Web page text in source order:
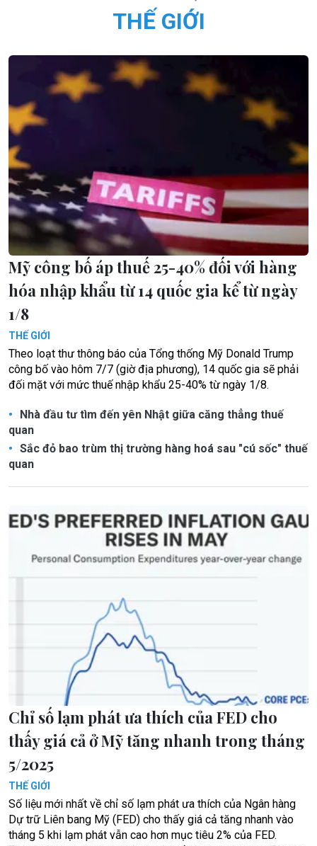
THẾ GIỚI
Mỹ công bố áp thuế 25-40% đối với hàng
hóa nhập khẩu từ 14 quốc gia kể từ ngày
1/8
THẾ GIỚI
Theo loạt thư thông báo của Tổng thống Mỹ Donald Trump
công bố vào hôm 7/7 (giờ địa phương), 14 quốc gia sẽ phải
đối mặt với mức thuế nhập khẩu 25-40% từ ngày 1/8.
Nhà đầu tư tìm đến yên Nhật giữa căng thẳng thuế
quan
Sắc đỏ bao trùm thị trường hàng hoá sau "cú sốc" thuế
quan
Chỉ số lạm phát ưa thích của FED cho
thấy giá cả ở Mỹ tăng nhanh trong tháng
5/2025
THẾ GIỚI
Số liệu mới nhất về chỉ số lạm phát ưa thích của Ngân hàng
Dự trữ Liên bang Mỹ (FED) cho thấy giá cả tăng nhanh vào
tháng 5 khi lạm phát vẫn cao hơn mục tiêu 2% của FED.